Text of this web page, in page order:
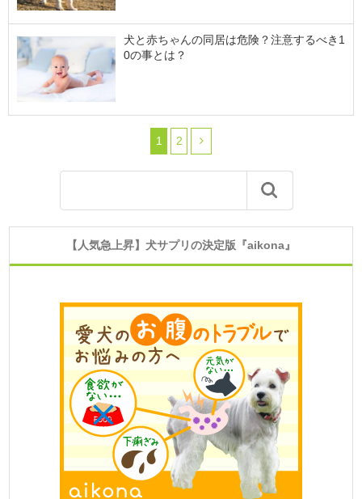
犬と赤ちゃんの同居は危険？注意するべき1
0の事とは？
1 2
【人気急上昇】犬サプリの決定版『aikona』